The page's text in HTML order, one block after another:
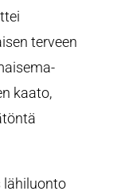
terveen
kaato,
lähiluonto